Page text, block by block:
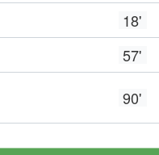
18'
57'
90'